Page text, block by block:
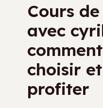
Cours
avec
choisir
profiter